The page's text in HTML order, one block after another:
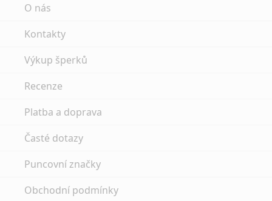
O nás
Kontakty
Výkup šperků
Recenze
Platba a doprava
Časté dotazy
Puncovní značky
Obchodní podmínky